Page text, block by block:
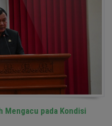
Mengacu pada Kondisi